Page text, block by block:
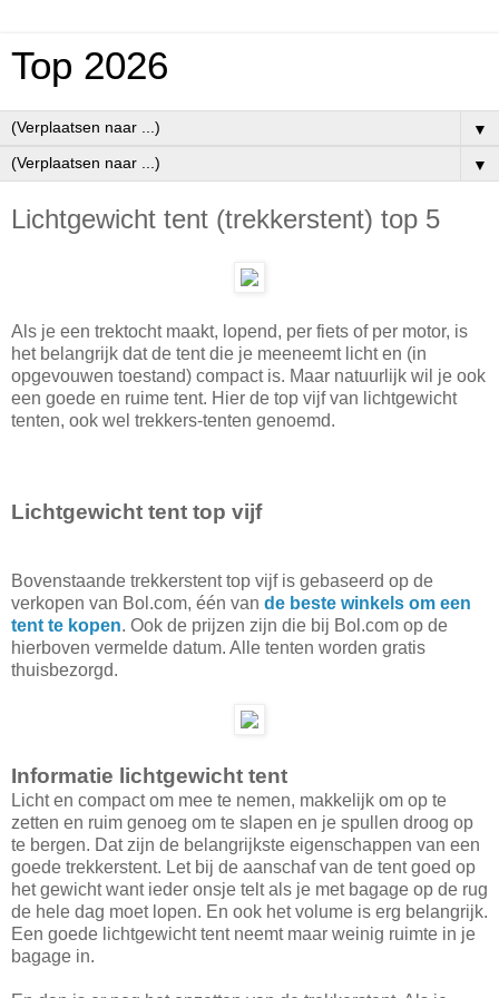
Top 2026
▼
▼
Lichtgewicht tent (trekkerstent) top 5
Als je een trektocht maakt, lopend, per fiets of per motor, is
het belangrijk dat de tent die je meeneemt licht en (in
opgevouwen toestand) compact is. Maar natuurlijk wil je ook
een goede en ruime tent. Hier de top vijf van lichtgewicht
tenten, ook wel trekkers-tenten genoemd.
Lichtgewicht tent top vijf
Bovenstaande trekkerstent top vijf is gebaseerd op de
verkopen van Bol.com, één van de beste winkels om een
tent te kopen. Ook de prijzen zijn die bij Bol.com op de
hierboven vermelde datum. Alle tenten worden gratis
thuisbezorgd.
Informatie lichtgewicht tent
Licht en compact om mee te nemen, makkelijk om op te
zetten en ruim genoeg om te slapen en je spullen droog op
te bergen. Dat zijn de belangrijkste eigenschappen van een
goede trekkerstent. Let bij de aanschaf van de tent goed op
het gewicht want ieder onsje telt als je met bagage op de rug
de hele dag moet lopen. En ook het volume is erg belangrijk.
Een goede lichtgewicht tent neemt maar weinig ruimte in je
bagage in.